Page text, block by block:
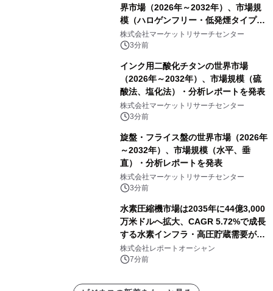
界市場（2026年～2032年）、市場規
模（ハロゲンフリー・低発煙タイプ、
高膨張タイプ）・分析レポートを発表
株式会社マーケットリサーチセンター
3分前
インク用二酸化チタンの世界市場
（2026年～2032年）、市場規模（硫
酸法、塩化法）・分析レポートを発表
株式会社マーケットリサーチセンター
3分前
旋盤・フライス盤の世界市場（2026年
～2032年）、市場規模（水平、垂
直）・分析レポートを発表
株式会社マーケットリサーチセンター
3分前
水素圧縮機市場は2035年に44億3,000
万米ドルへ拡大、CAGR 5.72%で成長
する水素インフラ・高圧貯蔵需要が牽
引する市場
株式会社レポートオーシャン
7分前